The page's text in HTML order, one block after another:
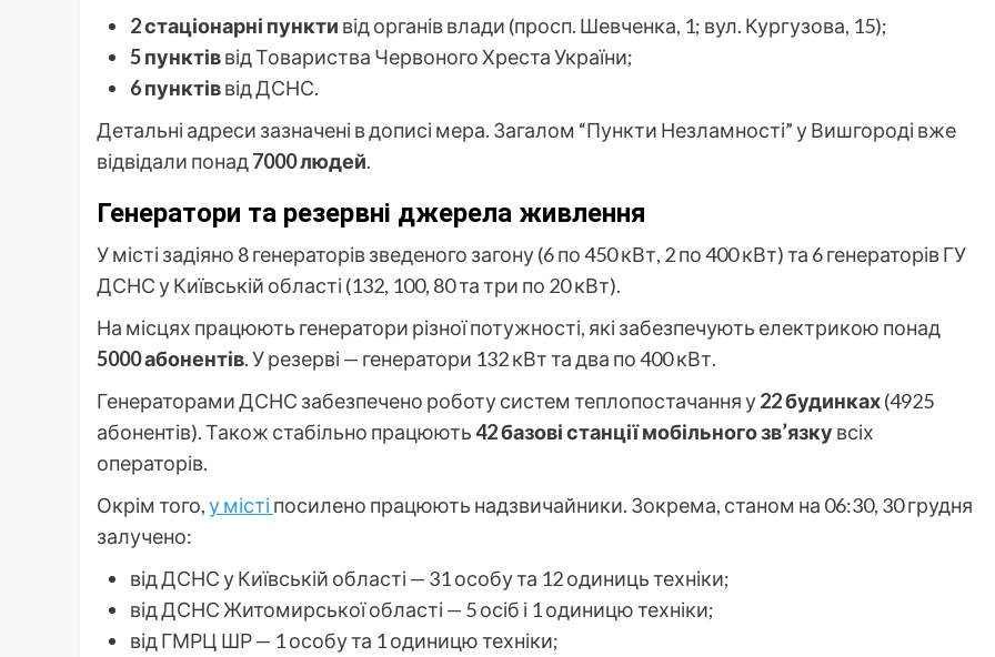
2 стаціонарні пункти від органів влади (просп. Шевченка, 1; вул. Кургузова, 15);
5 пунктіввід Товариства Червоного Хреста України;
6 пунктіввід ДСНС.
Детальні адреси зазначені в дописі мера. Загалом “Пункти Незламності” у Вишгороді вже
відвідали понад7000 людей.
Генератори та резервні джерела живлення
У місті задіяно 8 генераторів зведеного загону (6 по 450 кВт, 2 по 400 кВт) та 6 генераторів ГУ
ДСНС у Київській області (132, 100, 80 та три по 20 кВт).
На місцях працюють генератори різної потужності, які забезпечують електрикою понад
5000 абонентів. У резерві — генератори 132 кВт та два по 400 кВт.
Генераторами ДСНС забезпечено роботу систем теплопостачання у22 будинках(4925
абонентів). Також стабільно працюють42 базові станції мобільного зв’язку всіх
операторів.
Окрім того,у містіпосилено працюють надзвичайники. Зокрема, станом на 06:30, 30 грудня
залучено:
від ДСНС у Київській області — 31 особу та 12 одиниць техніки;
від ДСНС Житомирської області — 5 осіб і 1 одиницю техніки;
від ГМРЦ ШР — 1 особу та 1 одиницю техніки;